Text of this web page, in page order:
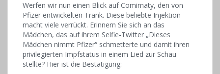
Werfen wir nun einen Blick auf Comirnaty, den von
Pfizer entwickelten Trank. Diese beliebte Injektion
macht viele verrückt. Erinnern Sie sich an das
Mädchen, das auf ihrem Selfie-Twitter „Dieses
Mädchen nimmt Pfizer“ schmetterte und damit ihren
privilegierten Impfstatus in einem Lied zur Schau
stellte? Hier ist die Bestätigung: